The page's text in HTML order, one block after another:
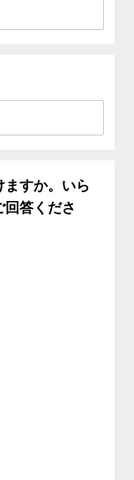
ますか。いら
回答くださ